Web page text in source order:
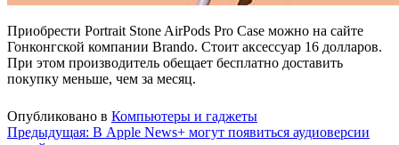
Приобрести Portrait Stone AirPods Pro Case можно на сайте
Гонконгской компании Brando. Стоит аксессуар 16 долларов.
При этом производитель обещает бесплатно доставить
покупку меньше, чем за месяц.
Опубликовано в Компьютеры и гаджеты
Навигация
Предыдущая: В Apple News+ могут появиться аудиоверсии